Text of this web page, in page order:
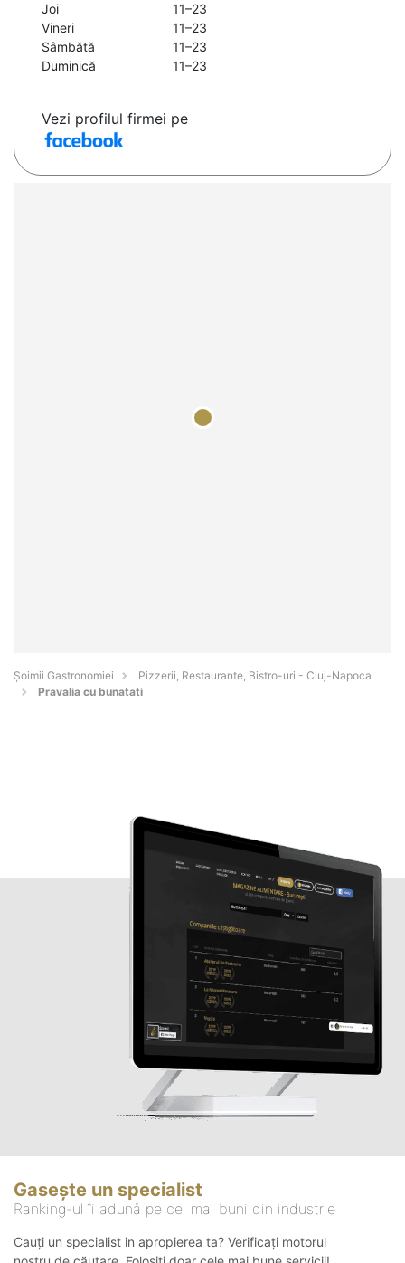
Joi
11–23
Vineri
11–23
Sâmbătă
11–23
Duminică
11–23
Vezi profilul firmei pe
Șoimii Gastronomiei
Pizzerii, Restaurante, Bistro-uri - Cluj-Napoca
Pravalia cu bunatati
Gasește un specialist
Ranking-ul îi adună pe cei mai buni din industrie
Cauți un specialist in apropierea ta? Verificați motorul